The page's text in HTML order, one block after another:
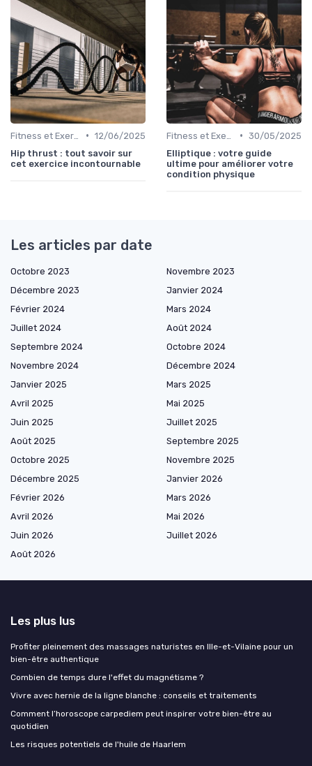
• 12/06/2025
Hip thrust : tout savoir sur
cet exercice incontournable
• 30/05/2025
Elliptique : votre guide
ultime pour améliorer votre
condition physique
Les articles par date
Octobre 2023
Novembre 2023
Décembre 2023
Janvier 2024
Février 2024
Mars 2024
Juillet 2024
Août 2024
Septembre 2024
Octobre 2024
Novembre 2024
Décembre 2024
Janvier 2025
Mars 2025
Avril 2025
Mai 2025
Juin 2025
Juillet 2025
Août 2025
Septembre 2025
Octobre 2025
Novembre 2025
Décembre 2025
Janvier 2026
Février 2026
Mars 2026
Avril 2026
Mai 2026
Juin 2026
Juillet 2026
Août 2026
Les plus lus
Profiter pleinement des massages naturistes en Ille-et-Vilaine pour un
bien-être authentique
Combien de temps dure l'effet du magnétisme ?
Vivre avec hernie de la ligne blanche : conseils et traitements
Comment l’horoscope carpediem peut inspirer votre bien-être au
quotidien
Les risques potentiels de l'huile de Haarlem